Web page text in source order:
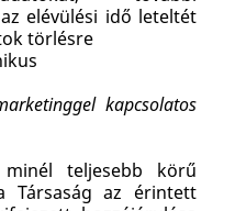
elévülési idő leteltét
törlésre
kapcsolatos
teljesebb körű
Társaság az érintett